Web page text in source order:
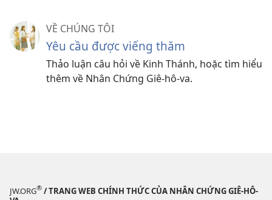
VỀ CHÚNG TÔI
Yêu cầu được viếng thăm
Thảo luận câu hỏi về Kinh Thánh, hoặc tìm hiểu
thêm về Nhân Chứng Giê-hô-va.
JW.ORG® / TRANG WEB CHÍNH THỨC CỦA NHÂN CHỨNG GIÊ-HÔ-